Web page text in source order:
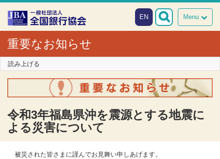
本文へスキップ
障がい者向け相談窓口
Menu
EN
重要なお知らせ
読み上げる
令和3年福島県沖を震源とする地震に
よる災害について
被災された皆さまに謹んでお見舞い申しあげます。